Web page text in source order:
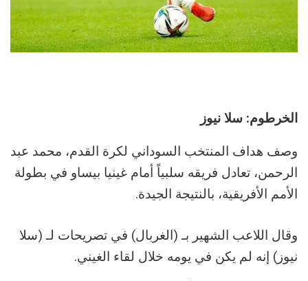
الخرطوم: سلا نيوز
وصف هداف المنتخب السوداني لكرة القدم، محمد عبد
الرحمن، تعادل فريقه سلبياً أمام غينيا بيساو في بطولة
الأمم الأفريقية، بالنتيجة الجيدة.
وقال اللاعب الشهير بـ (الغربال) في تصريحات لـ (سلا
نيوز) إنه لم يكن في يومه خلال لقاء الغيني.